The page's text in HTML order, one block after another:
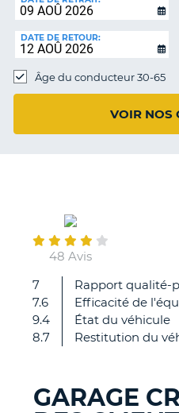
RESTITUTION:
DATE DE RETOUR:
Âge du conducteur 30-65
VOIR NOS
48 Avis
7
7.6
9.4
8.7
Rapport qualité-
Efficacité de
État du véhicule
Restitution du
GARAGE